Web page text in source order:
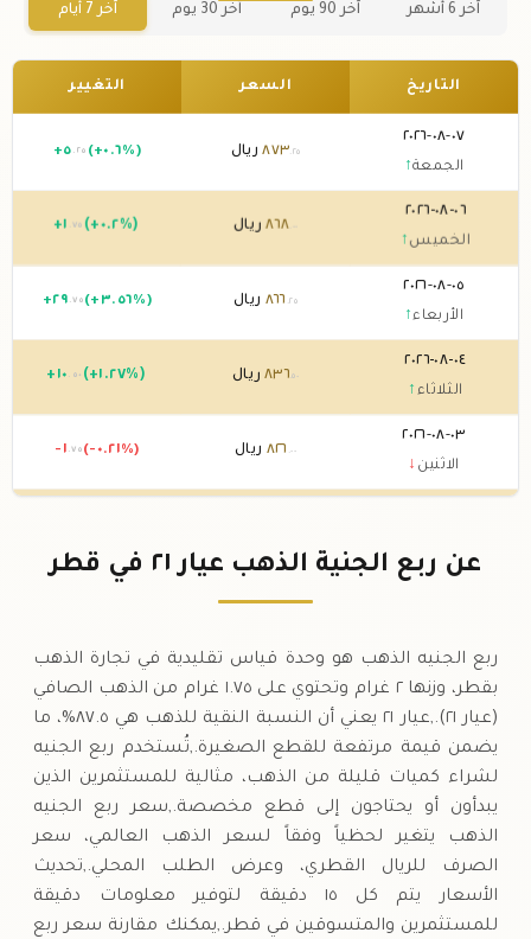
آخر 6 أشهر آخر 90 يوم آخر 30 يوم آخر 7 أيام
التاريخ السعر التغيير
٠٧-٠٨-٢٠٢٦
الجمعة↑
٨٧٣.٢٥ ريال +٥ .٢٥ (+٠.٦%)
٠٦-٠٨-٢٠٢٦
الخميس ↑
٨٦٨ ريال +١ .٧٥ (+٠.٢%)
٠٥-٠٨-٢٠٢٦
الأربعاء↑
٨٦٦ .٢٥ ريال +٢٩ .٧٥ (+٣.٥٦%)
٠٤-٠٨-٢٠٢٦
الثلاثاء ↑
٨٣٦ .٥٠ ريال + ١٠ .٥٠ (+١.٢٧%)
٠٣-٠٨-٢٠٢٦
الاثنين ↓
٨٢٦ .٠٠ ريال -١ .٧٥ (-٠.٢١%)
٨٢٧.٧٥ ريال
عن ربع الجنية الذهب عيار ٢١ في قطر
ربع الجنيه الذهب هو وحدة قياس تقليدية في تجارة الذهب
بقطر، وزنها ٢ غرام وتحتوي على ١.٧٥ غرام من الذهب الصافي
(عيار ٢١).,عيار ٢١ يعني أن النسبة النقية للذهب هي ٨٧.٥%، ما
يضمن قيمة مرتفعة للقطع الصغيرة.,تُستخدم ربع الجنيه
لشراء كميات قليلة من الذهب، مثالية للمستثمرين الذين
يبدأون أو يحتاجون إلى قطع مخصصة.,سعر ربع الجنيه
الذهب يتغير لحظياً وفقاً لسعر الذهب العالمي، سعر
الصرف للريال القطري، وعرض الطلب المحلي.,تحديث
الأسعار يتم كل ١٥ دقيقة لتوفير معلومات دقيقة
للمستثمرين والمتسوقين في قطر.,يمكنك مقارنة سعر ربع